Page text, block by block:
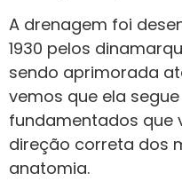
A drenagem foi
1930 pelos
sendo aprimorada
vemos que ela
fundamentados que
direção correta dos
anatomia.